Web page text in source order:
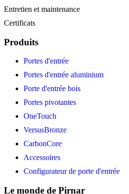
Entretien et maintenance
Certificats
Produits
Portes d'entrée
Portes d'entrée aluminium
Porte d'entrée bois
Portes pivotantes
OneTouch
VersusBronze
CarbonCore
Accessoires
Configurateur de porte d'entrée
Le monde de Pirnar